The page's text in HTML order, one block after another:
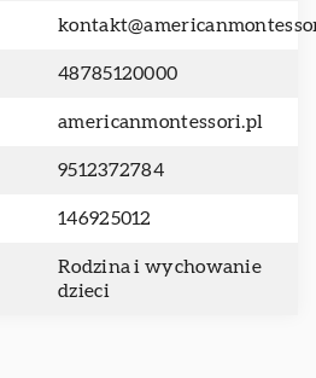
48785120000
americanmontessori.pl
9512372784
146925012
Rodzina i wychowanie
dzieci